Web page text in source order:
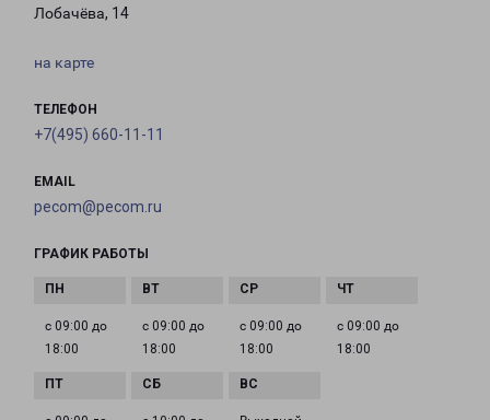
Лобачёва, 14
на карте
ТЕЛЕФОН
+7(495) 660-11-11
EMAIL
pecom@pecom.ru
ГРАФИК РАБОТЫ
с 09:00 до
18:00
с 09:00 до
18:00
с 09:00 до
18:00
с 09:00 до
18:00